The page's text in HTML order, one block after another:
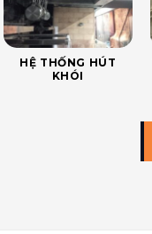
HỆ THỐNG HÚT
KHÓI